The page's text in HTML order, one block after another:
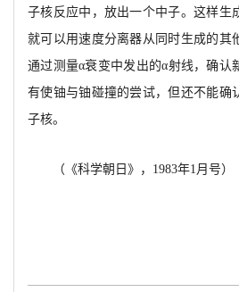
子核反应中，放出一个中子。这样生
就可以用速度分离器从同时生成的其
通过测量α衰变中发出的α射线，确认
有使铀与铀碰撞的尝试，但还不能确
子核。
（《科学朝日》， 1983年1月号）